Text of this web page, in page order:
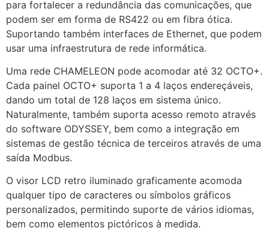
para fortalecer a redundância das comunicações, que
podem ser em forma de RS422 ou em fibra ótica.
Suportando também interfaces de Ethernet, que podem
usar uma infraestrutura de rede informática.
Uma rede CHAMELEON pode acomodar até 32 OCTO+.
Cada painel OCTO+ suporta 1 a 4 laços endereçáveis,
dando um total de 128 laços em sistema único.
Naturalmente, também suporta acesso remoto através
do software ODYSSEY, bem como a integração em
sistemas de gestão técnica de terceiros através de uma
saída Modbus.
O visor LCD retro iluminado graficamente acomoda
qualquer tipo de caracteres ou símbolos gráficos
personalizados, permitindo suporte de vários idiomas,
bem como elementos pictóricos à medida.